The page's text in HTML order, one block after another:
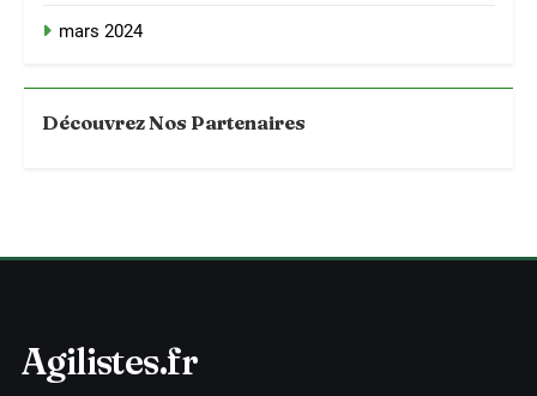
mars 2024
Découvrez Nos Partenaires
Agilistes.fr